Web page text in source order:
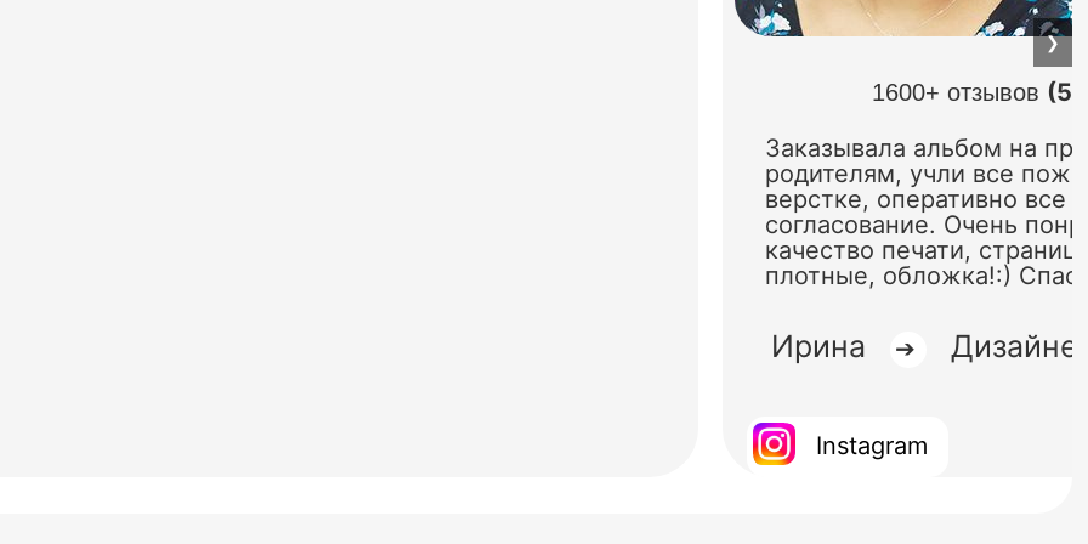
1600+ отзывов
Заказывала альбом на
родителям, учли все
верстке, оперативно все
согласование. Очень
качество печати,
плотные, обложка!:)
Ирина ➔
Instagram
❯